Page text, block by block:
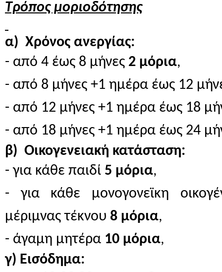
Τρόπος μοριοδότησης
α) Χρόνος ανεργίας:
- από 4 έως 8 μήνες 2 μόρια,
- από 8 μήνες +1 ημέρα έως 12
- από 12 μήνες +1 ημέρα έως 18
- από 18 μήνες +1 ημέρα έως 24
β) Οικογενειακή κατάσταση:
- για κάθε παιδί 5 μόρια,
- για κάθε μονογονεϊκη
μέριμνας τέκνου 8 μόρια,
- άγαμη μητέρα 10 μόρια,
γ) Εισόδημα: